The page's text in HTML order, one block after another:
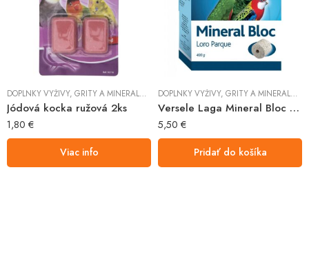
KRMIVO,VTÁKY
DOPLNKY VÝŽIVY, GRITY A MINERÁLNE KAMENE ,KRMIVO,VTÁKY
Jódová kocka ružová 2ks
1,80 €
Viac info
DOPLNKY VÝŽIVY, GRITY A MINERÁLNE KAMENE
Versele Laga Mineral Bloc Loro Parque 400g
5,50 €
Pridať do košíka